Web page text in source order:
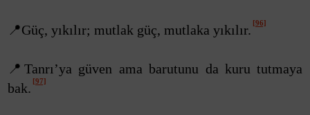
📍Güç, yıkılır; mutlak güç, mutlaka yıkılır. [96]
📍Tanrı’ya güven ama barutunu da kuru tutmaya
bak. [97]